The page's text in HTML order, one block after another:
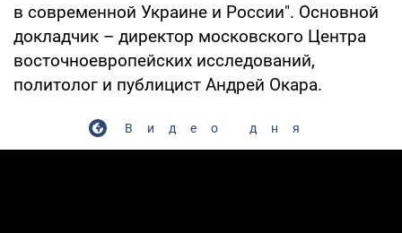
в современной Украине и России". Основной
докладчик – директор московского Центра
восточноевропейских исследований,
политолог и публицист Андрей Окара.
Видео дня